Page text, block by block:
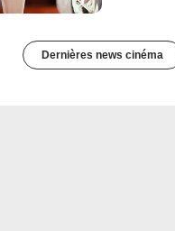
Dernières news cinéma